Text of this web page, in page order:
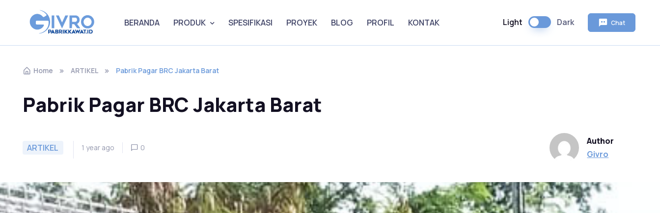
BERANDA PRODUK SPESIFIKASI PROYEK BLOG PROFIL KONTAK Light Dark Chat
Home ARTIKEL Pabrik Pagar BRC Jakarta Barat
Pabrik Pagar BRC Jakarta Barat
ARTIKEL 1 year ago 0
Author
Givro